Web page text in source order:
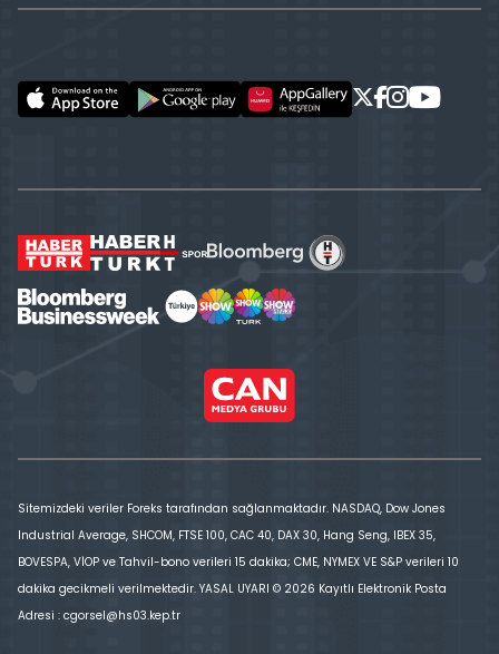
Sitemizdeki veriler Foreks tarafından sağlanmaktadır. NASDAQ, Dow Jones
Industrial Average, SHCOM, FTSE 100, CAC 40, DAX 30, Hang Seng, IBEX 35,
BOVESPA, VİOP ve Tahvil-bono verileri 15 dakika; CME, NYMEX VE S&P verileri 10
dakika gecikmeli verilmektedir. YASAL UYARI © 2026 Kayıtlı Elektronik Posta
Adresi : cgorsel@hs03.kep.tr